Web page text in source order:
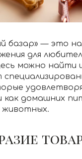
базар» — это
для
можно найти
как домашних
животных.